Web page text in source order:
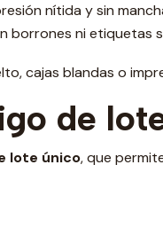
nítida y sin
borrones ni etiquetas
cajas blandas o
de
lote único, que